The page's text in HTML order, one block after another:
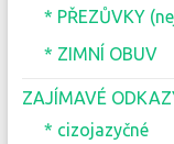
* PŘEZŮVKY
* ZIMNÍ OBUV
ZAJÍMAVÉ
* cizojazyčné